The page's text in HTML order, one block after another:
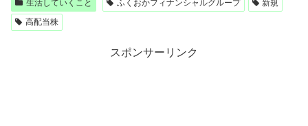
生活していくこと ふくおかフィナンシャルグループ
新規
高配当株
スポンサーリンク